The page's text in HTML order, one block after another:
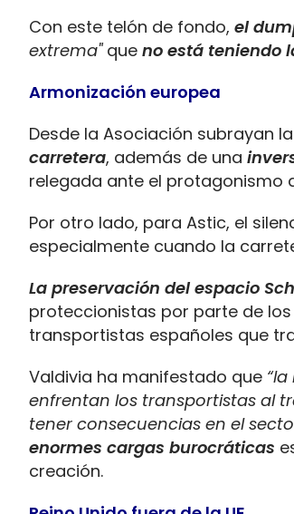
Con este telón de fondo, el
extrema"que no está teniendo
Armonización europea
Desde la Asociación subrayan
carretera, además de una
relegada ante el protagonismo
Por otro lado, para Astic, el
especialmente cuando la
La preservación del espacio
proteccionistas por parte de
transportistas españoles que
Valdivia ha manifestado que
enfrentan los transportistas al
tener consecuencias en el
enormes cargas burocráticas
creación.